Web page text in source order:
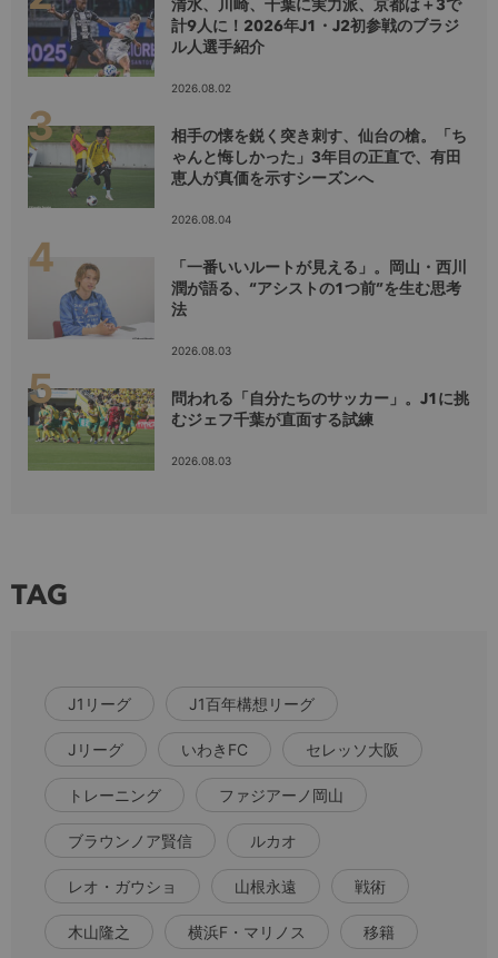
清水、川崎、千葉に実力派、京都は＋3で
計9人に！2026年J1・J2初参戦のブラジ
ル人選手紹介
2026.08.02
相手の懐を鋭く突き刺す、仙台の槍。「ち
ゃんと悔しかった」3年目の正直で、有田
恵人が真価を示すシーズンへ
2026.08.04
「一番いいルートが見える」。岡山・西川
潤が語る、“アシストの1つ前”を生む思考
法
2026.08.03
問われる「自分たちのサッカー」。J1に挑
むジェフ千葉が直面する試練
2026.08.03
TAG
J1リーグ J1百年構想リーグ
Jリーグ いわきFC セレッソ大阪
トレーニング ファジアーノ岡山
ブラウンノア賢信 ルカオ
レオ・ガウショ 山根永遠 戦術
木山隆之 横浜F・マリノス 移籍